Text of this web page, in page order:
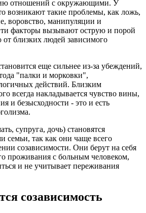
отношений с окружающими. У
возникают такие проблемы, как ложь,
воровство, манипуляции и
факторы вызывают острую и порой
близких людей зависимого
еще сильнее из-за убеждений,
"палки и морковки",
действий. Близким
всегда накладывается чувство вины,
и безысходности - это и есть
супруга, дочь) становятся
семьи, так как они чаще всего
созависимости. Они берут на себя
проживания с больным человеком,
и не учитывает переживания
созависимость